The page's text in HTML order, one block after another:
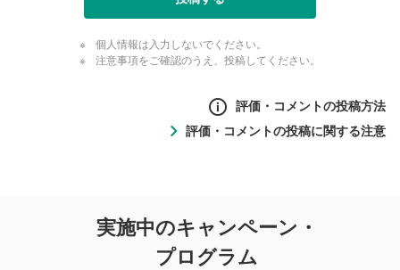
個人情報は入力しないでください。
注意事項をご確認のうえ、投稿してください。
評価・コメントの投稿方法
評価・コメントの投稿に関する注意
投稿に関する注意
実施中のキャンペーン・
プログラム